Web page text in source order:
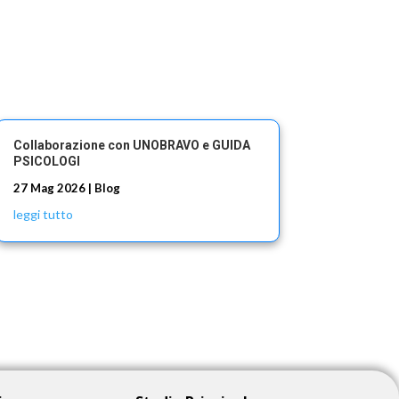
Collaborazione con UNOBRAVO e GUIDA
PSICOLOGI
27 Mag 2026| Blog
leggi tutto